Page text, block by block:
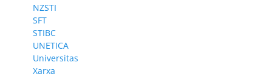
NZSTI
SFT
STIBC
UNETICA
Universitas
Xarxa